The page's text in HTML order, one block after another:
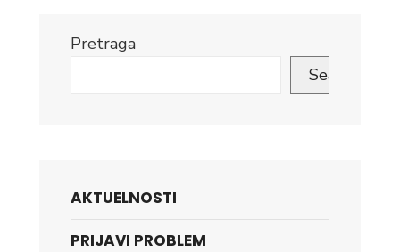
Pretraga
Search
AKTUELNOSTI
PRIJAVI PROBLEM